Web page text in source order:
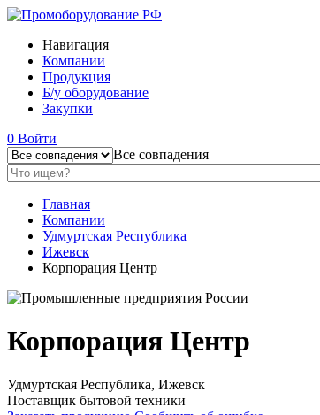
Навигация
Компании
Продукция
Б/у оборудование
Закупки
0 Войти
Все совпадения
Главная
Компании
Удмуртская Республика
Ижевск
Корпорация Центр
Корпорация Центр
Удмуртская Республика, Ижевск
Поставщик бытовой техники